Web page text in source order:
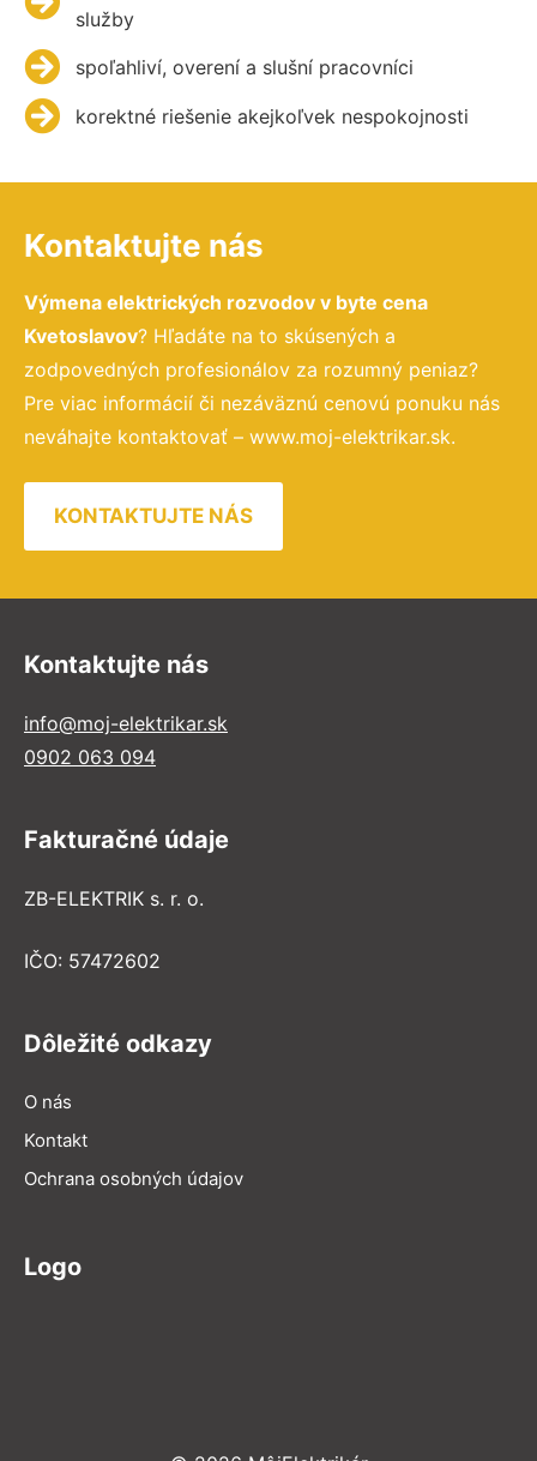
služby
spoľahliví, overení a slušní pracovníci
korektné riešenie akejkoľvek nespokojnosti
Kontaktujte nás
Výmena elektrických rozvodov v byte cena
Kvetoslavov? Hľadáte na to skúsených a
zodpovedných profesionálov za rozumný peniaz?
Pre viac informácií či nezáväznú cenovú ponuku nás
neváhajte kontaktovať – www.moj-elektrikar.sk.
KONTAKTUJTE NÁS
Kontaktujte nás
info@moj-elektrikar.sk
0902 063 094
Fakturačné údaje
ZB-ELEKTRIK s. r. o.
IČO: 57472602
Dôležité odkazy
O nás
Kontakt
Ochrana osobných údajov
Logo